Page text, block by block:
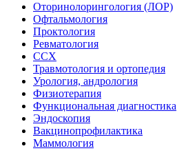
Оторинолорингология (ЛОР)
Офтальмология
Проктология
Ревматология
ССХ
Травмотология и ортопедия
Урология, андрология
Физиотерапия
Функциональная диагностика
Эндоскопия
Вакцинопрофилактика
Маммология